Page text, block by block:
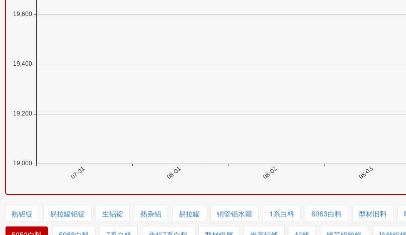
熟铝锭 易拉罐铝锭 生铝锭 熟杂铝 易拉罐 铜管铝水箱 1系白料 6063白料 型材旧料